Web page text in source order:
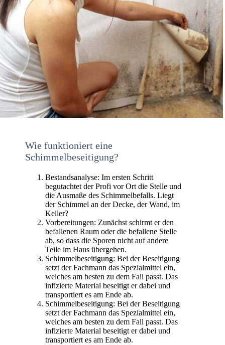
Wie funktioniert eine
Schimmelbeseitigung?
Bestandsanalyse: Im ersten Schritt
begutachtet der Profi vor Ort die Stelle und
die Ausmaße des Schimmelbefalls. Liegt
der Schimmel an der Decke, der Wand, im
Keller?
Vorbereitungen: Zunächst schirmt er den
befallenen Raum oder die befallene Stelle
ab, so dass die Sporen nicht auf andere
Teile im Haus übergehen.
Schimmelbeseitigung: Bei der Beseitigung
setzt der Fachmann das Spezialmittel ein,
welches am besten zu dem Fall passt. Das
infizierte Material beseitigt er dabei und
transportiert es am Ende ab.
Schimmelbeseitigung: Bei der Beseitigung
setzt der Fachmann das Spezialmittel ein,
welches am besten zu dem Fall passt. Das
infizierte Material beseitigt er dabei und
transportiert es am Ende ab.